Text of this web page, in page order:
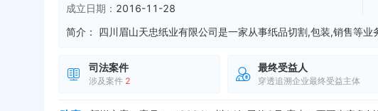
成立日期： 2016-11-28
简介：
司法案件
涉及案件 2
最终受益人
穿透追溯企业最终受益主体